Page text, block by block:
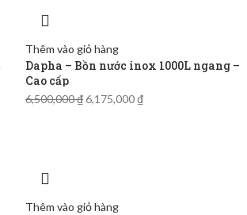
Thêm vào giỏ hàng
Dapha – Bồn nước inox 1000L ngang –
Cao cấp
6,500,000₫6,175,000₫
Thêm vào giỏ hàng